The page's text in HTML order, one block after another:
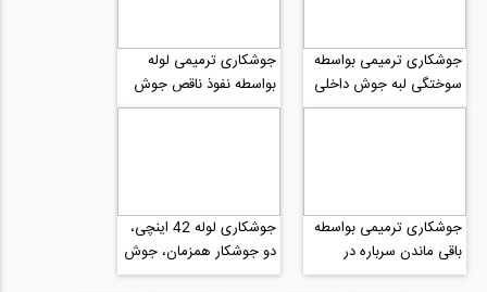
جوشکاری ترمیمی بواسطه
سوختگی لبه جوش داخلی
جوشکاری ترمیمی لوله
بواسطه نفوذ ناقص جوش
جوشکاری ترمیمی بواسطه
باقی ماندن سرباره در
جوش
جوشکاری لوله 42 اینچی،
دو جوشکار همزمان، جوش
زنجیری